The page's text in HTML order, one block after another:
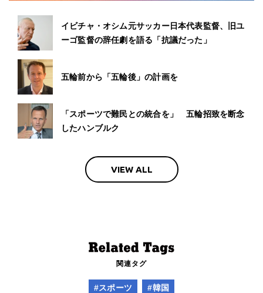
イビチャ・オシム元サッカー日本代表監督、旧ユ
ーゴ監督の辞任劇を語る「抗議だった」
五輪前から「五輪後」の計画を
「スポーツで難民との統合を」 五輪招致を断念
したハンブルク
VIEW ALL
関連タグ
#スポーツ #韓国